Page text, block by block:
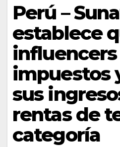
Perú –
establece
impuestos
sus
rentas de
categoría